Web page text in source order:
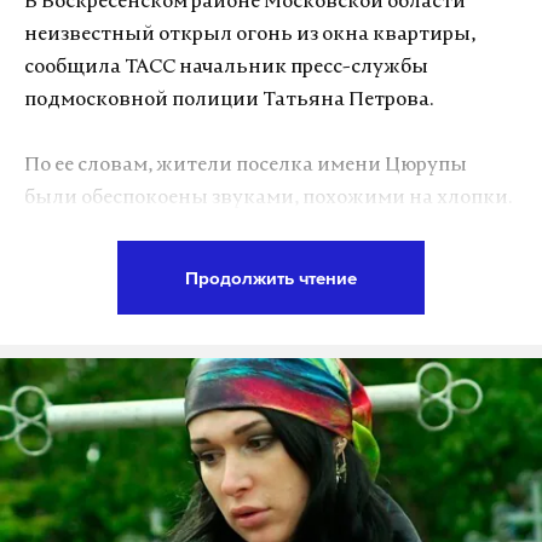
Четвертым стал ректор Российского
экономического университета имени Плеханова
Виктор Гришин, поднявшись в рейтинге на целых
четыре пункта. Он задекларировал доход в 38,1
совладельцем рекламной компании «Адвертис»,
недвижимость», инвестиционной компании
«Инвест-Альянс», хранилища нефти «Терминал» и
Пятерку лидеров замыкает первый проректор
НИУ «Высшая школа экономики» Леонид Гохберг
с личным доходом 37,6 миллиона рублей.
Для справки: по данным Росстата, средняя
зарплата преподавателя вуза в 2016 году
неизвестный открыл огонь из окна квартиры,
сообщила ТАСС начальник пресс-службы
подмосковной полиции Татьяна Петрова.
По ее словам, жители поселка имени Цюрупы
были обеспокоены звуками, похожими на хлопки.
«Незамедлительно прибывшими на место
происшествия сотрудниками полиции
установлено, что местный житель 1979 года
рождения, находясь в квартире сожительницы
на улице Центральной, произвел несколько
Продолжить чтение